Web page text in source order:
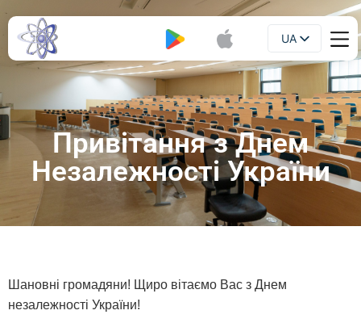
UA
EN
Привітання з Днем
Незалежності України
Шановні громадяни! Щиро вітаємо Вас з Днем
незалежності України!